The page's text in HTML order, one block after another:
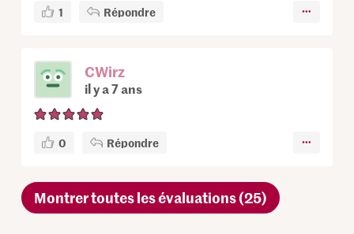
1 Répondre
CWirz
il y a 7 ans
0 Répondre
Montrer toutes les évaluations (25)